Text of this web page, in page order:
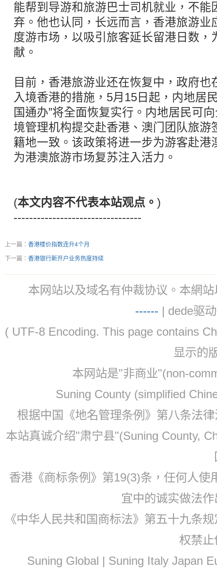
能帮到导游和旅游巴士司机就业，不能
弃。他也认同，长远而言，香港旅游业
度游市场，以吸引旅客延长留港日数，
献。
目前，香港旅游业还在恢复中，政府
入境香港的措施，5月15日起，内地居
国通办”将全面恢复实行。内地居民可
境管理机构提交赴香港、澳门团队旅游
籍地一致。该政策将进一步为游客赴港
为港澳旅游市场复苏注入活力。
(本文内容不代表本站观点。 )
---------------------------------
上一篇： 香港楼价指数连升4个月
下一篇： 香港银行新开户业务热度持续
本网站以及域名有仲裁协议。本網
------ | dede驱
( UTF-8 Encoding. This page contains
显示的
本网站是"非商业"(non-
Suning County (simplified
根据中国《地名管理条例》第八条法
本站真诚介绍"肃宁县"(Suning County,
香港《商标条例》第19(3)条，任何人
宜中的诚实做法
《中华人民共和国商标法》第五十九条
权禁
Suning Global | Suning Italy Japan